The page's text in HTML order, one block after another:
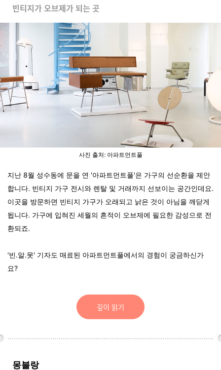
빈티지가 오브제가 되는 곳
사진 출처: 아파트먼트풀
지난 8월 성수동에 문을 연 '아파트먼트풀'은 가구의 선순환을 제안
합니다. 빈티지 가구 전시와 렌탈 및 거래까지 선보이는 공간인데요.
이곳을 방문하면 빈티지 가구가 오래되고 낡은 것이 아님을 깨닫게
됩니다. 가구에 입혀진 세월의 흔적이 오브제에 필요한 감성으로 전
환되죠.
'빈.알.못' 기자도 매료된 아파트먼트풀에서의 경험이 궁금하신가
요?
깊이 읽기
몽블랑